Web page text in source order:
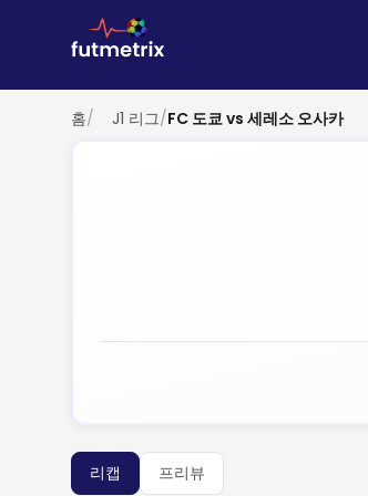
홈/ J1 리그/FC 도쿄 vs 세레소 오사카
리캡 프리뷰